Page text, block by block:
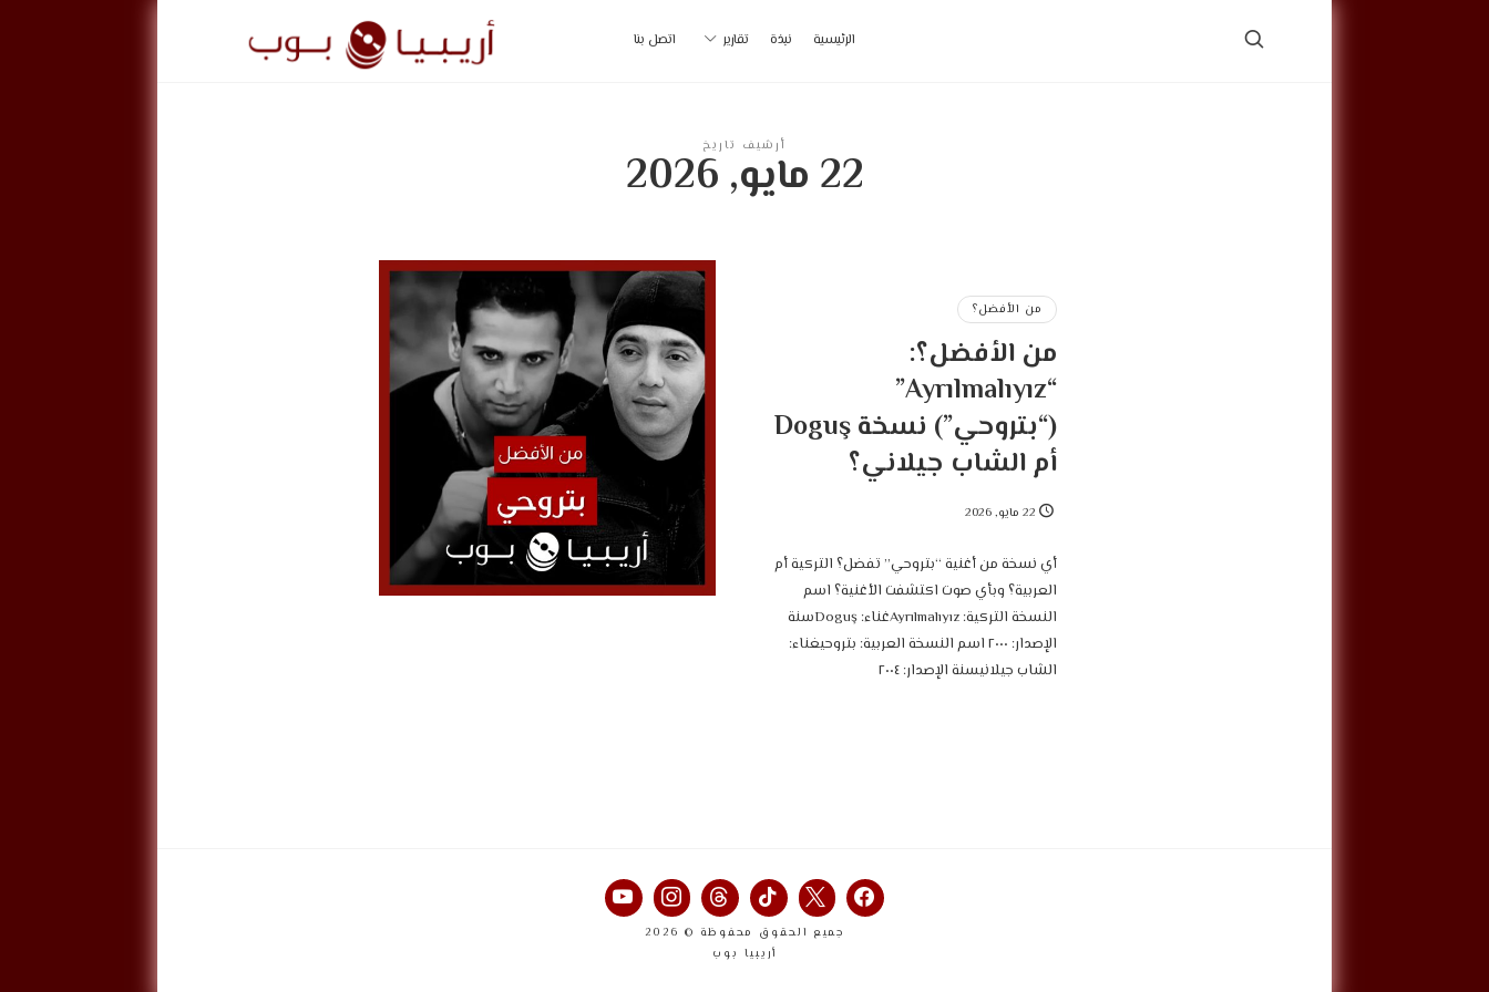
الرئيسية نبذة تقارير اتصل بنا
أريبيا
أرشيف تاريخ
22 مايو, 2026
من الأفضل؟
من الأفضل؟:
“Ayrılmalıyız”
(“بتروحي”) نسخة Doguş
أم الشاب جيلاني؟
22 مايو, 2026
أي نسخة من أغنية “بتروحي” تفضل؟ التركية أم
العربية؟ وبأي صوت اكتشفت الأغنية؟ اسم
النسخة التركية: Ayrılmalıyızغناء: Doguşسنة
الإصدار: ٢٠٠٠ اسم النسخة العربية: بتروحيغناء:
الشاب جيلانيسنة الإصدار: ٢٠٠٤
جميع الحقوق محفوظة © 2026
أريبيا بوب